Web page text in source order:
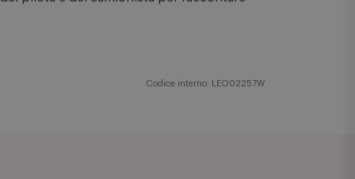
Codice interno: LEO02257W